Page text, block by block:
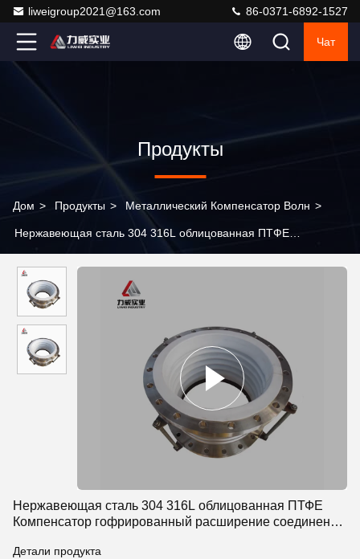
liweigroup2021@163.com 86-0371-6892-1527
Чат
Продукты
Дом > Продукты > Металлический Компенсатор Волн >
Нержавеющая сталь 304 316L облицованная ПТФЕ
энергия химические Bellows
Нержавеющая сталь 304 316L облицованная ПТФЕ
Компенсатор гофрированный расширение соединения
Детали продукта